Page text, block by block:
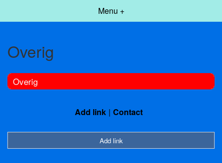
Menu +
Overig
Overig
Add link Contact
Add link